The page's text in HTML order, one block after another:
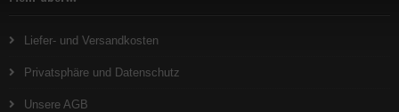
Liefer- und Versandkosten
Privatsphäre und Datenschutz
Unsere AGB